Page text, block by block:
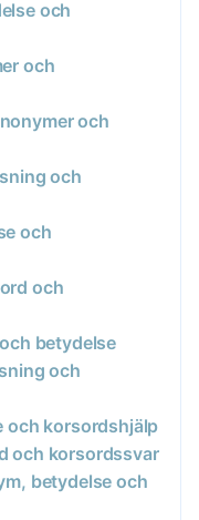
och
och
och
och
och
och
betydelse
och
och korsordshjälp
och korsordssvar
betydelse och